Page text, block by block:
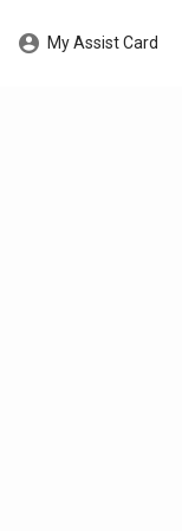
My Assist Card